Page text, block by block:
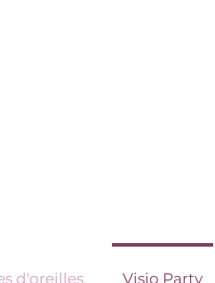
d'oreilles Visio Party